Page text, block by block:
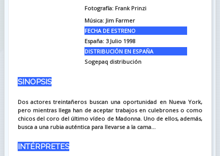
Fotografía: Frank Prinzi
Música: Jim Farmer
FECHA DE ESTRENO
España: 3 Julio 1998
DISTRIBUCIÓN EN ESPAÑA
Sogepaq distribución
SINOPSIS
Dos actores treintañeros buscan una oportunidad en Nueva York,
pero mientras llega han de aceptar trabajos en culebrones o como
chicos del coro del último vídeo de Madonna. Uno de ellos, además,
busca a una rubia auténtica para llevarse a la cama...
INTÉRPRETES